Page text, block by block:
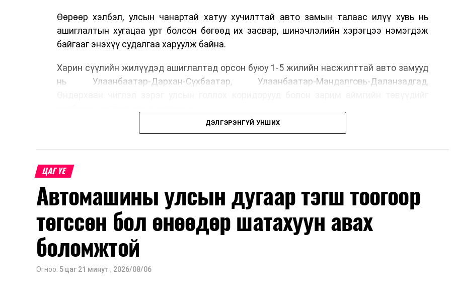
Өөрөөр хэлбэл, улсын чанартай хатуу хучилттай авто замын талаас илүү хувь нь
ашиглалтын хугацаа урт болсон бөгөөд их засвар, шинэчлэлийн хэрэгцээ нэмэгдэж
байгааг энэхүү судалгаа харуулж байна.
Харин сүүлийн жилүүдэд ашиглалтад орсон буюу 1-5 жилийн насжилттай авто замууд
нь Улаанбаатар-Дархан-Сүхбаатар, Улаанбаатар-Мандалговь-Даланзадгад,
Авто замын насжилтыг тогтмол үнэлж, их засвар, ээлжит засвар арчлалтын ажлыг
төлөвлөхөд чухал ач холбогдолтойг албаныхан хэлж байна
ДЭЛГЭРЭНГҮЙ УНШИХ
ЦАГ ҮЕ
Автомашины улсын дугаар тэгш тоогоор
төгссөн бол өнөөдөр шатахуун авах
боломжтой
Огноо: 5 цаг 21 минут , 2026/08/06